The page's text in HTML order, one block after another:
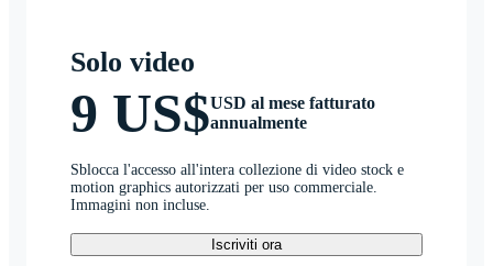
Solo video
9 US$USD al mese fatturato
annualmente
Sblocca l'accesso all'intera collezione di video stock e
motion graphics autorizzati per uso commerciale.
Immagini non incluse.
Iscriviti ora